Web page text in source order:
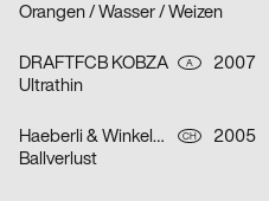
Orangen / Wasser / Weizen
DRAFTFCB KOBZA A
2007
Ultrathin
Haeberli & Winkelmann CH
2005
Ballverlust